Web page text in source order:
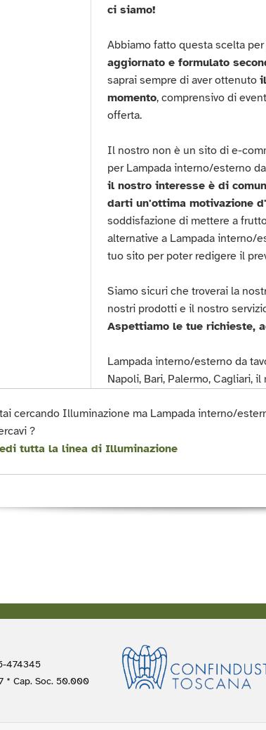
ci siamo!
Abbiamo fatto questa scelta
aggiornato e formulato
saprai sempre di aver ottenuto
momento, comprensivo di
offerta.
Il nostro non è un sito di e-
per Lampada interno/esterno
il nostro interesse è di
darti un'ottima motivazione
soddisfazione di mettere a
alternative a Lampada interno/
tuo sito per poter redigere il
Siamo sicuri che troverai la
nostri prodotti e il nostro
Aspettiamo le tue richieste,
Lampada interno/esterno da
Napoli, Bari, Palermo, Cagliari,
cercando Illuminazione ma Lampada interno/
?
tutta la linea di Illuminazione
474345
* Cap. Soc. 50.000